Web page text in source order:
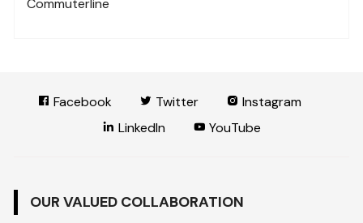
Commuterline
Facebook Twitter
Instagram
LinkedIn
YouTube
OUR VALUED COLLABORATION